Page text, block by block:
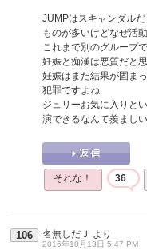
JUMPはスキャンダル
ものが多いけどなぜ活
これまで別のグループ
妊娠と痴漢は悪質だと
妊娠はまだ結果が固ま
犯罪ですよね
ジュリーお気に入りと
演できるなんて羨まし
それな！ 36
106 名無しだＪ より
2016年10月13日 5:47 PM